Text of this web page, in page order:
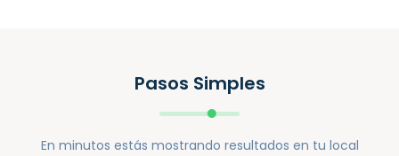
Pasos Simples
En minutos estás mostrando resultados en tu local